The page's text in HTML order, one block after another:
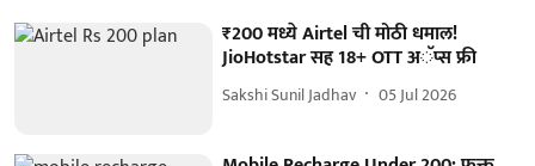
₹200 मध्ये Airtel ची मोठी धमाल!
JioHotstar सह 18+ OTT अॅप्स फ्री
Sakshi Sunil Jadhav 05 Jul 2026